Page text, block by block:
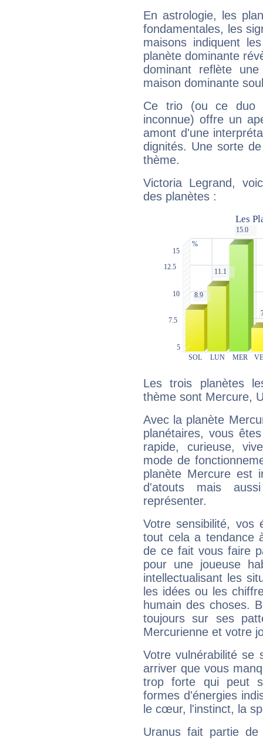
En astrologie, les
fondamentales, les
maisons indiquent
planète dominante
dominant reflète
maison dominante
Ce trio (ou ce duo
inconnue) offre un
amont d'une
dignités. Une sorte
thème.
Victoria Legrand,
des planètes :
Les trois planètes
thème sont Mercure,
Avec la planète
planétaires, vous
rapide, curieuse,
mode de
planète Mercure est
d'atouts mais
représenter.
Votre sensibilité,
tout cela a tendance
de ce fait vous faire
pour une joueuse
intellectualisant les
les idées ou les
humain des choses.
toujours sur ses
Mercurienne et votre
Votre vulnérabilité se
arriver que vous
trop forte qui peut
formes d'énergies
le cœur, l'instinct, la
Uranus fait partie